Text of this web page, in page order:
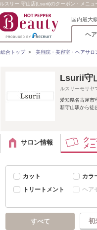
ルスリー 守山店(Lsurii)のクーポン・メニュ
国内最大
ヘ
総合トップ> 美容院・美容室・ヘアサロ
Lsurii守
ルスリーモリヤ
愛知県名古屋
新守山駅から
サロン情報
ク
メ
カット カラ
トリートメント
ヘア
すべて 初